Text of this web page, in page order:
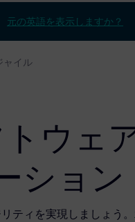
元の英語を表示しますか？
ャイル
ウェ
ション
ティを実現しましょう